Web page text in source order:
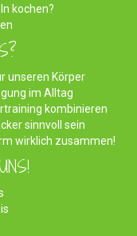
kochen?
unseren Körper
im Alltag
kombinieren
sinnvoll sein
wirklich zusammen!